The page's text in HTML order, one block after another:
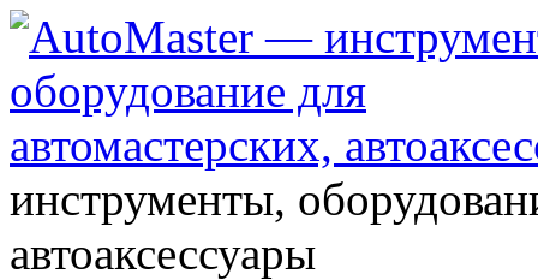
инструменты,
автоаксессуары